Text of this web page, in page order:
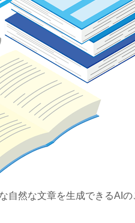
自然な文章を生成できるAIの